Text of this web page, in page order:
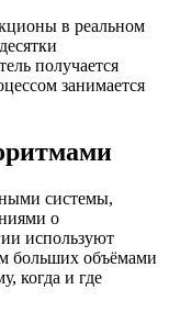
в реальном
получается
занимается
системы,
о
используют
больших объёмами
когда и где